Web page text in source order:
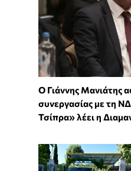
Ο Γιάννης Μανιάτης
συνεργασίας με τη
Τσίπρα» λέει η